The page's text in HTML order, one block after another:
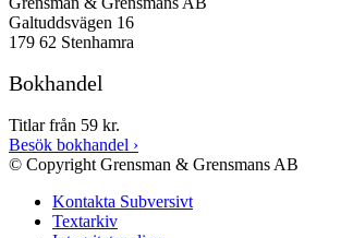
Galtuddsvägen 16
179 62 Stenhamra
Bokhandel
Titlar från 59 kr.
Besök bokhandel ›
© Copyright Grensman & Grensmans AB
Kontakta Subversivt
Textarkiv